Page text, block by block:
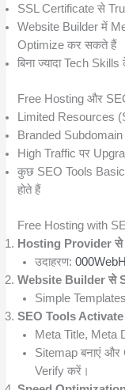
SSL Certificate से
Website Builder में
Optimize कर सकते हैं
बिना ज्यादा Tech
Free Hosting और
Limited Resources
Branded
High Traffic पर
कुछ SEO Tools Basic
होते हैं
Free Hosting with
Hosting Provider से
उदाहरण:
Website Builder से
Simple
SEO Tools
Meta Title, Meta
Sitemap बनाएं और
Verify करें।